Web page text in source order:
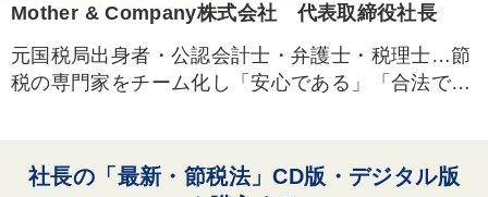
Mother & Company株式会社 代表取締役社長
元国税局出身者・公認会計士・弁護士・税理士…節
税の専門家をチーム化し「安心である」「合法であ
条に日本で唯一の節税専門コンサルティング会社
Mother & Company社を経営。手元のキャッシュを
一切減らさない「現金が増える」節税策を得意とす
社長の「最新・節税法」CD版・デジタル版